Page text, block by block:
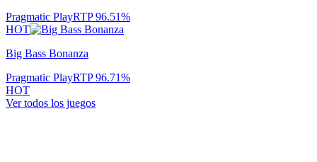
Pragmatic PlayRTP96.51%
HOT
Big Bass Bonanza
Pragmatic PlayRTP96.71%
HOT
Ver todos los juegos